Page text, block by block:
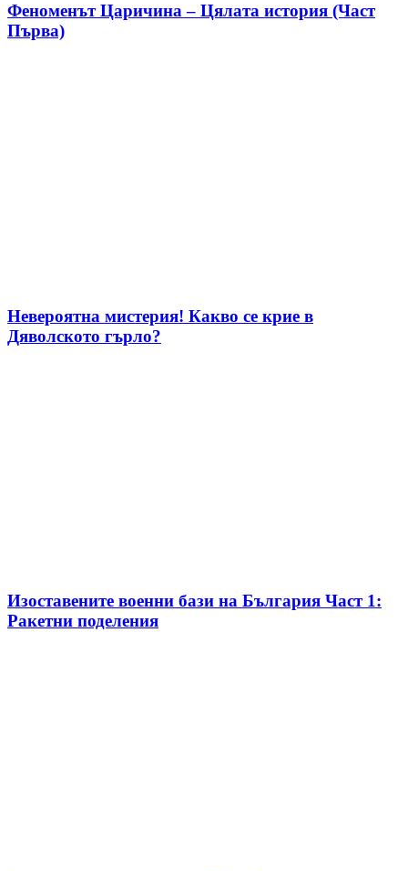
Феноменът Царичина – Цялата история (Част
Първа)
Невероятна мистерия! Какво се крие в
Дяволското гърло?
Изоставените военни бази на България Част 1:
Ракетни поделения